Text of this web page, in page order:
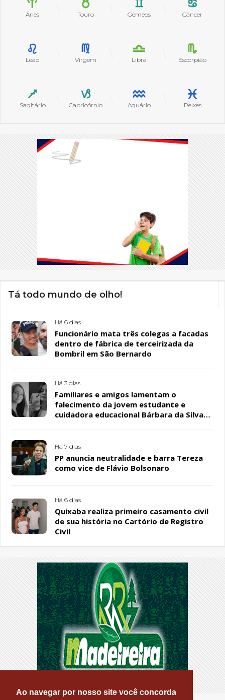
Ao navegar por nosso site você concorda
Áries Touro Gêmeos Câncer
Leão Virgem Libra Escorpião
Sagitário Capricórnio Aquário Peixes
Tá todo mundo de olho!
Há 6 dias
Funcionário mata três colegas a facadas
dentro de fábrica de terceirizada da
Bombril em São Bernardo
Há 3 dias
Familiares e amigos lamentam o
falecimento da jovem estudante e
cuidadora educacional Bárbara da Silva
Há 7 dias
PP anuncia neutralidade e barra Tereza
como vice de Flávio Bolsonaro
Há 6 dias
Quixaba realiza primeiro casamento civil
de sua história no Cartório de Registro
Civil